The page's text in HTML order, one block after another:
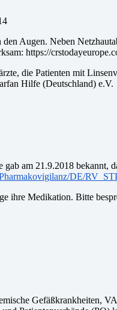
Augen. Neben
https://
die Patienten mit
Hilfe (Deutschland) e.V.
am 21.9.2018 bekannt,
DE/
ihre Medikation. Bitte
Gefäßkrankheiten,